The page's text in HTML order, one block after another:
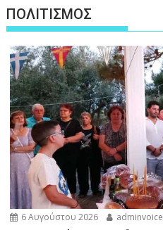
ΠΟΛΙΤΙΣΜΟΣ
6 Αυγούστου 2026 adminvoice